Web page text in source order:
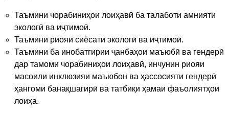
Таъмини чорабиниҳои лоиҳавӣ ба талаботи амнияти
экологӣ ва иҷтимоӣ.
Таъмини риояи сиёсати экологӣ ва иҷтимоӣ.
Таъмини ба инобатгирии ҷанбаҳои маъюбӣ ва гендерӣ
дар тамоми чорабиниҳои лоиҳавӣ, инчунин риояи
масоили инклюзияи маъюбон ва ҳассосияти гендерӣ
ҳангоми банақшагирӣ ва татбиқи ҳамаи фаъолиятҳои
лоиҳа.